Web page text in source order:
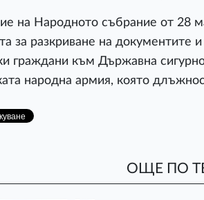
на Народното събрание от 28
за разкриване на документите
граждани към Държавна
народна армия, която
ОЩЕ ПО